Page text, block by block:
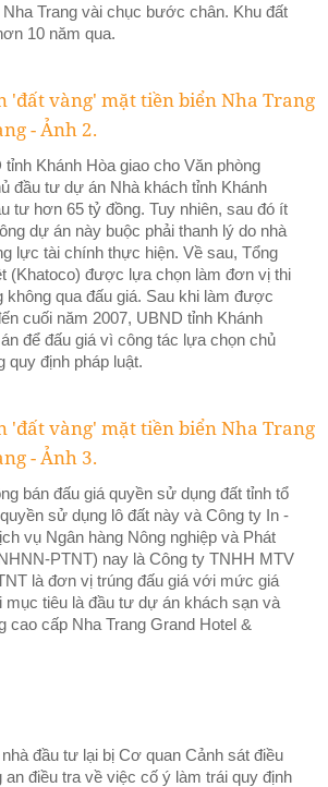
Trang vài chục bước chân. Khu đất
10 năm qua.
Khánh Hòa giao cho Văn phòng
đầu tư dự án Nhà khách tỉnh Khánh
tư hơn 65 tỷ đồng. Tuy nhiên, sau đó ít
dự án này buộc phải thanh lý do nhà
lực tài chính thực hiện. Về sau, Tổng
(Khatoco) được lựa chọn làm đơn vị thi
không qua đấu giá. Sau khi làm được
cuối năm 2007, UBND tỉnh Khánh
để đấu giá vì công tác lựa chọn chủ
quy định pháp luật.
bán đấu giá quyền sử dụng đất tỉnh tổ
sử dụng lô đất này và Công ty In -
vụ Ngân hàng Nông nghiệp và Phát
PTNT) nay là Công ty TNHH MTV
là đơn vị trúng đấu giá với mức giá
mục tiêu là đầu tư dự án khách sạn và
cao cấp Nha Trang Grand Hotel &
đầu tư lại bị Cơ quan Cảnh sát điều
an điều tra về việc cố ý làm trái quy định